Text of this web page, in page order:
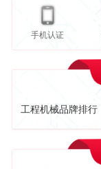
手机认证
工程机械品牌排行